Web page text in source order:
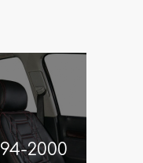
2000